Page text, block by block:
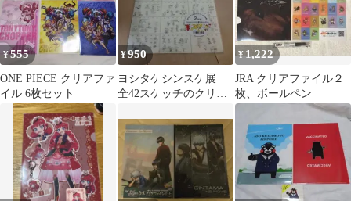
¥555
ONE PIECE クリアファ
イル 6枚セット
¥950
ヨシタケシンスケ展
全42スケッチのクリア
¥1,222
JRA クリアファイル２
枚、ボールペン